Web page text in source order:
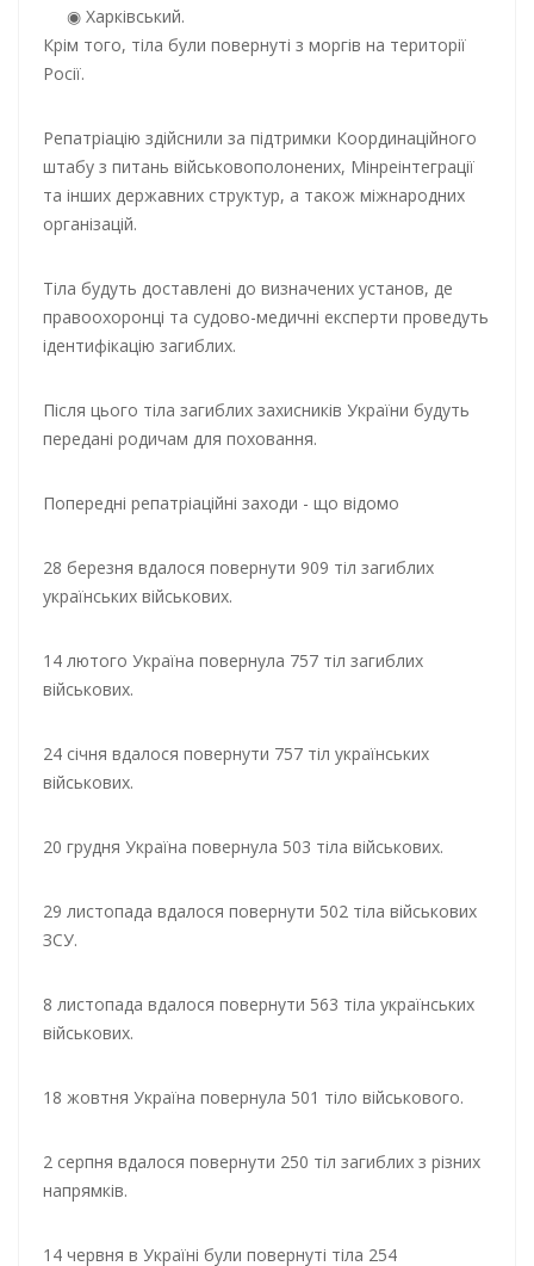
Харківський.
Крім того, тіла були повернуті з моргів на території
Росії.
Репатріацію здійснили за підтримки Координаційного
штабу з питань військовополонених, Мінреінтеграції
та інших державних структур, а також міжнародних
організацій.
Тіла будуть доставлені до визначених установ, де
правоохоронці та судово-медичні експерти проведуть
ідентифікацію загиблих.
Після цього тіла загиблих захисників України будуть
передані родичам для поховання.
Попередні репатріаційні заходи - що відомо
28 березня вдалося повернути 909 тіл загиблих
українських військових.
14 лютого Україна повернула 757 тіл загиблих
військових.
24 січня вдалося повернути 757 тіл українських
військових.
20 грудня Україна повернула 503 тіла військових.
29 листопада вдалося повернути 502 тіла військових
ЗСУ.
8 листопада вдалося повернути 563 тіла українських
військових.
18 жовтня Україна повернула 501 тіло військового.
2 серпня вдалося повернути 250 тіл загиблих з різних
напрямків.
14 червня в Україні були повернуті тіла 254